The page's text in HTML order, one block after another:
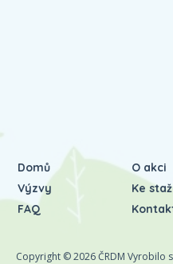
Domů O akci
Výzvy
Ke
FAQ
Copyright © 2026 ČRDM Vyrobilo